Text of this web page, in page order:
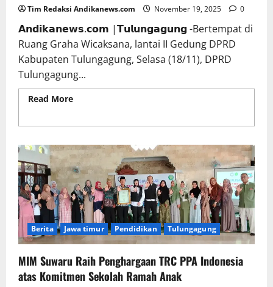
Tim Redaksi Andikanews.com November 19, 2025 0
𝗔𝗻𝗱𝗶𝗸𝗮𝗻𝗲𝘄𝘀.𝗰𝗼𝗺 |𝗧𝘂𝗹𝘂𝗻𝗴𝗮𝗴𝘂𝗻𝗴 -Bertempat di
Ruang Graha Wicaksana, lantai II Gedung DPRD
Kabupaten Tulungagung, Selasa (18/11), DPRD
Tulungagung...
Read More
Berita Jawa timur Pendidikan Tulungagung
MIM Suwaru Raih Penghargaan TRC PPA Indonesia
atas Komitmen Sekolah Ramah Anak